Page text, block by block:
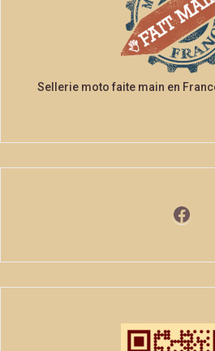
Sellerie moto faite main en